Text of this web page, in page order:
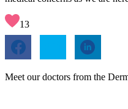
13
Meet our doctors from the